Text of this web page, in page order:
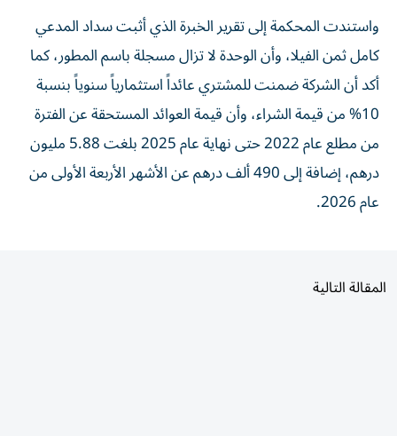
واستندت المحكمة إلى تقرير الخبرة الذي أثبت سداد المدعي
كامل ثمن الفيلا، وأن الوحدة لا تزال مسجلة باسم المطور، كما
أكد أن الشركة ضمنت للمشتري عائداً استثمارياً سنوياً بنسبة
10% من قيمة الشراء، وأن قيمة العوائد المستحقة عن الفترة
من مطلع عام 2022 حتى نهاية عام 2025 بلغت 5.88 مليون
درهم، إضافة إلى 490 ألف درهم عن الأشهر الأربعة الأولى من
عام 2026.
المقالة التالية